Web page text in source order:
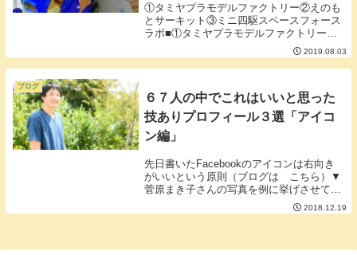
①タミヤプラモデルファクトリー②えのも
とサーキット③ミニ四駆スペースフォース
ラボ■①タミヤプラモデルファクトリー新
橋と横浜トレッサにあるタミヤの心臓部と
もいえるオフィシャルショップ。レースイ
ベントのほかに模型作りワークショップな
2019.08.03
ブログ
６７人の中でこれはいいと思った
技ありプロフィール３選「アイコ
ン編」
先日書いたFacebookのアイコンは右向き
がいいという原則（ブログは こちら）▼
菅原まき子さんの写真を例に挙げさせてい
ただいたのですが菅原さんのアイコンは右
向きなこと以外にもアイコンだけでアドバ
2018.12.19